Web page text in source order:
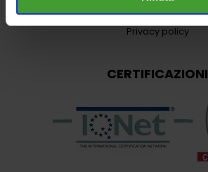
Cookie policy
Privacy policy
CERTIFICAZIONI